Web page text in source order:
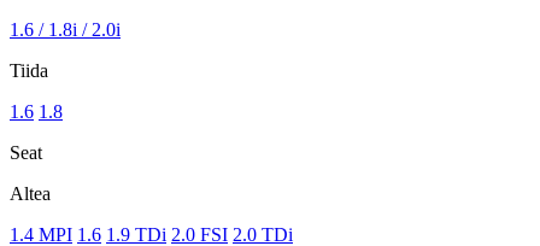
1.6 / 1.8i / 2.0i
Tiida
1.6 1.8
Seat
Altea
1.4 MPI 1.6 1.9 TDi 2.0 FSI 2.0 TDi